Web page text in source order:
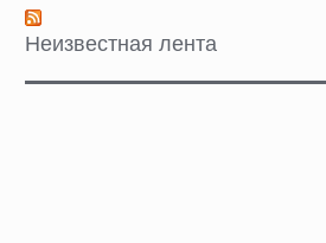
Неизвестная лента